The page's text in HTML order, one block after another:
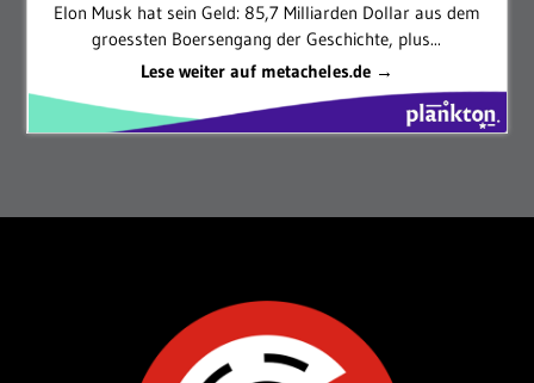
Elon Musk hat sein Geld: 85,7 Milliarden Dollar aus dem
groessten Boersengang der Geschichte, plus...
Lese weiter auf metacheles.de →